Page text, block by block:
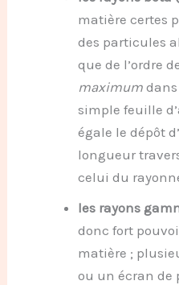
matière certes
des particules
que de l’ordre
maximum dans
simple feuille
égale le dépôt
longueur
celui du
les rayons
donc fort
matière ;
ou un écran de